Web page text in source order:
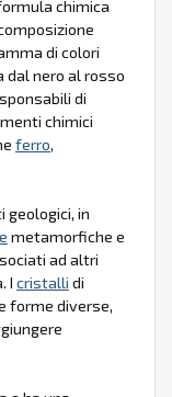
chimica
di colori
dal nero al rosso
di
chimici
ferro,
geologici, in
metamorfiche e
ad altri
I cristalli di
forme diverse,